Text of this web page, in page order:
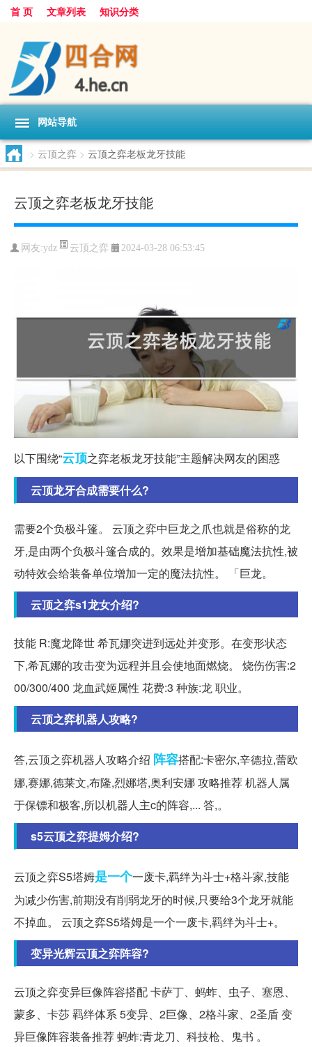
首 页 文章列表 知识分类
网站导航
> 云顶之弈 > 云顶之弈老板龙牙技能
云顶之弈老板龙牙技能
网友:ydz 云顶之弈 2024-03-28 06:53:45
以下围绕“云顶之弈老板龙牙技能”主题解决网友的困惑
云顶龙牙合成需要什么?
需要2个负极斗篷。 云顶之弈中巨龙之爪也就是俗称的龙
牙,是由两个负极斗篷合成的。效果是增加基础魔法抗性,被
动特效会给装备单位增加一定的魔法抗性。 「巨龙。
云顶之弈s1龙女介绍?
技能 R:魔龙降世 希瓦娜突进到远处并变形。在变形状态
下,希瓦娜的攻击变为远程并且会使地面燃烧。 烧伤伤害:2
00/300/400 龙血武姬属性 花费:3 种族:龙 职业。
云顶之弈机器人攻略?
答,云顶之弈机器人攻略介绍 阵容搭配:卡密尔,辛德拉,蕾欧
娜,赛娜,德莱文,布隆,烈娜塔,奥利安娜 攻略推荐 机器人属
于保镖和极客,所以机器人主c的阵容,... 答,。
s5云顶之弈提姆介绍?
云顶之弈S5塔姆是一个一废卡,羁绊为斗士+格斗家,技能
为减少伤害,前期没有削弱龙牙的时候,只要给3个龙牙就能
不掉血。 云顶之弈S5塔姆是一个一废卡,羁绊为斗士+。
变异光辉云顶之弈阵容?
云顶之弈变异巨像阵容搭配 卡萨丁、蚂蚱、虫子、塞恩、
蒙多、卡莎 羁绊体系 5变异、2巨像、2格斗家、2圣盾 变
异巨像阵容装备推荐 蚂蚱:青龙刀、科技枪、鬼书 。